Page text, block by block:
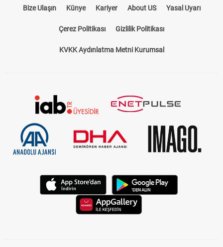
Bize Ulaşın Künye Kariyer About US Yasal Uyarı
Çerez Politikası Gizlilik Politikası
KVKK Aydınlatma Metni Kurumsal